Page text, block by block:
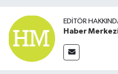
EDITÖR
Haber